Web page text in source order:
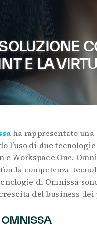
E LA
ha rappresentato
l’uso di due
e Workspace One.
competenza
di Omnissa
del business dei
OMNISSA